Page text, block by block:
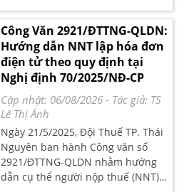
Luật Quản lý thuế số
38/2019/QH14, Nghị định
126/2020/NĐ-CP, và Thông tư
80/2021/TT-BTC.
Công Văn 2921/ĐTTNG-QLDN:
Hướng dẫn NNT lập hóa đơn
điện tử theo quy định tại
Nghị định 70/2025/NĐ-CP
Cập nhật: 06/08/2026 - Tác giả: TS
Lê Thị Ánh
Ngày 21/5/2025, Đội Thuế TP. Thái
Nguyên ban hành Công văn số
2921/ĐTTNG-QLDN nhằm hướng
dẫn cụ thể người nộp thuế (NNT)